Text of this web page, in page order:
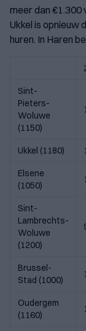
meer dan €1.300
Ukkel is opnieuw
huren. In Haren
Sint-
Pieters-
Woluwe
(1150)
Ukkel (1180)
Elsene
(1050)
Sint-
Lambrechts-
Woluwe
(1200)
Brussel-
Stad (1000)
Oudergem
(1160)